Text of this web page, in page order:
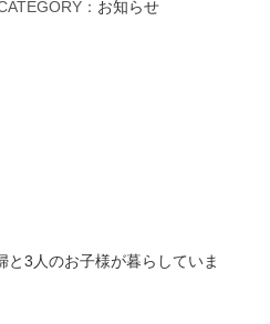
： お知らせ
3人のお子様が暮らしていま